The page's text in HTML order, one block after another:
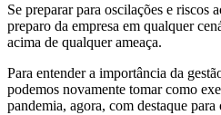
Se preparar para oscilações e riscos
preparo da empresa em qualquer
acima de qualquer ameaça.
Para entender a importância da
podemos novamente tomar como
pandemia, agora, com destaque